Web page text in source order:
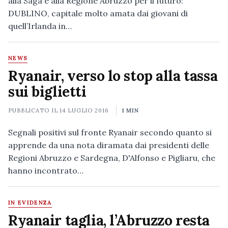
DUBLINO, capitale molto amata dai giovani di
quell’Irlanda in…
NEWS
Ryanair, verso lo stop alla tassa
sui biglietti
PUBBLICATO IL14 LUGLIO 2016 1 MIN
Segnali positivi sul fronte Ryanair secondo quanto si
apprende da una nota diramata dai presidenti delle
Regioni Abruzzo e Sardegna, D'Alfonso e Pigliaru, che
hanno incontrato…
IN EVIDENZA
Ryanair taglia, l’Abruzzo resta